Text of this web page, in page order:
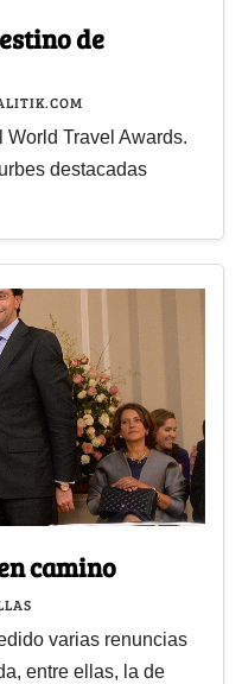
de
Travel Awards.
destacadas
camino
varias renuncias
entre ellas, la de